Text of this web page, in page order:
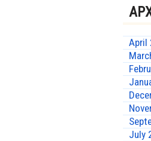
April
July